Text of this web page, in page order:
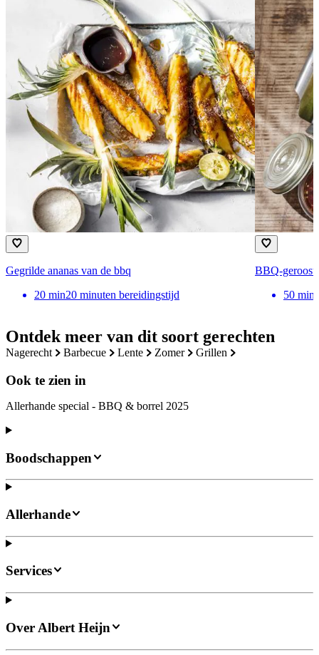
Ontdek meer van dit soort gerechten
nagerecht barbecue lente zomer grillen
Ook te zien in
Allerhande special - BBQ & borrel 2025
Gegrilde ananas van de bbq
20 min20 minuten bereidingstijd
BBQ-
50 min
Boodschappen
Allerhande
Services
Over Albert Heijn